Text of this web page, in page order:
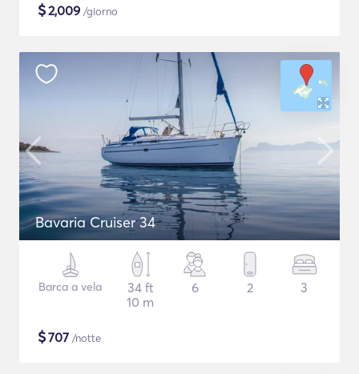
$2,009 /giorno
Bavaria Cruiser 34
Barca a vela
34 ft
10 m
6 2 3
$707 /notte